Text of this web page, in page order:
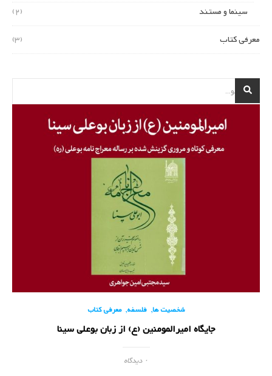
سینما و مستند
(2)
معرفی کتاب
(3)
شخصیت ها, فلسفه,معرفی کتاب
جایگاه امیرالمومنین (ع) از زبان بوعلی سینا
۰ دیدگاه